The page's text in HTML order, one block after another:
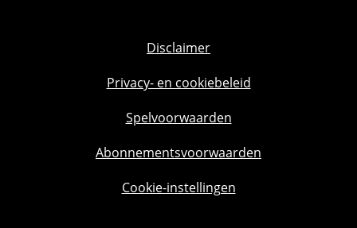
Disclaimer
Privacy- en cookiebeleid
Spelvoorwaarden
Abonnementsvoorwaarden
Cookie-instellingen